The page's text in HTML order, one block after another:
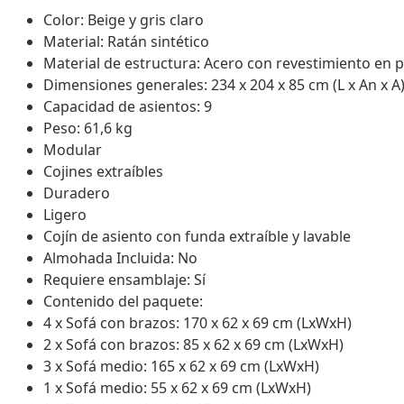
Color: Beige y gris claro
Material: Ratán sintético
Material de estructura: Acero con revestimiento en
Dimensiones generales: 234 x 204 x 85 cm (L x An x A)
Capacidad de asientos: 9
Peso: 61,6 kg
Modular
Cojines extraíbles
Duradero
Ligero
Cojín de asiento con funda extraíble y lavable
Almohada Incluida: No
Requiere ensamblaje: Sí
Contenido del paquete:
4 x Sofá con brazos: 170 x 62 x 69 cm (LxWxH)
2 x Sofá con brazos: 85 x 62 x 69 cm (LxWxH)
3 x Sofá medio: 165 x 62 x 69 cm (LxWxH)
1 x Sofá medio: 55 x 62 x 69 cm (LxWxH)